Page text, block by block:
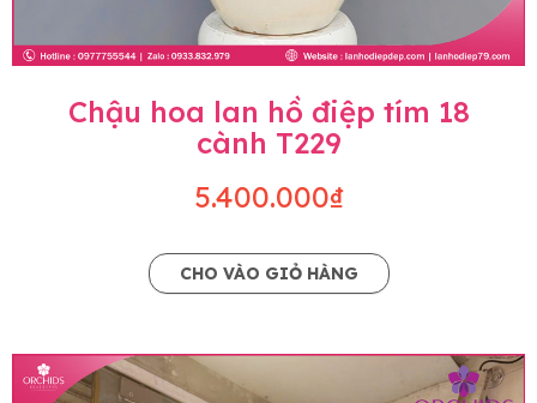
Chậu hoa lan hồ điệp tím 18
cành T229
5.400.000₫
CHO VÀO GIỎ HÀNG